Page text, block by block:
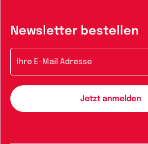
Newsletter bestellen